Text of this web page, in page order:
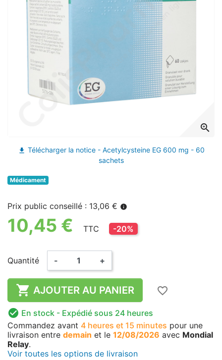
zoom_in
file_download Télécharger la notice - Acetylcysteine EG 600 mg - 60
sachets
Médicament
Prix public conseillé : 13,06 € info
10,45 € TTC -20%
Quantité - +
 AJOUTER AU PANIER
favorite_border
 En stock - Expédié sous 24 heures
Commandez avant 4 heures et 15 minutes pour une
livraison entre demain et le 12/08/2026 avec Mondial
Relay.
Voir toutes les options de livraison